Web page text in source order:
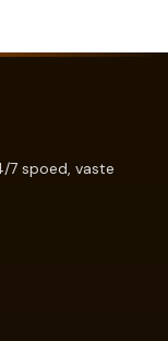
7 spoed, vaste